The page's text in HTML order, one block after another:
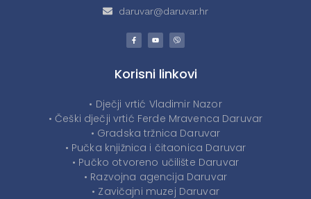
daruvar@daruvar.hr
Korisni linkovi
• Dječji vrtić Vladimir Nazor
• Češki dječji vrtić Ferde Mravenca Daruvar
• Gradska tržnica Daruvar
• Pučka knjižnica i čitaonica Daruvar
• Pučko otvoreno učilište Daruvar
• Razvojna agencija Daruvar
• Zavičajni muzej Daruvar